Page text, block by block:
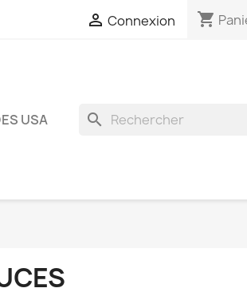
 Connexion shopping_cart
USA search